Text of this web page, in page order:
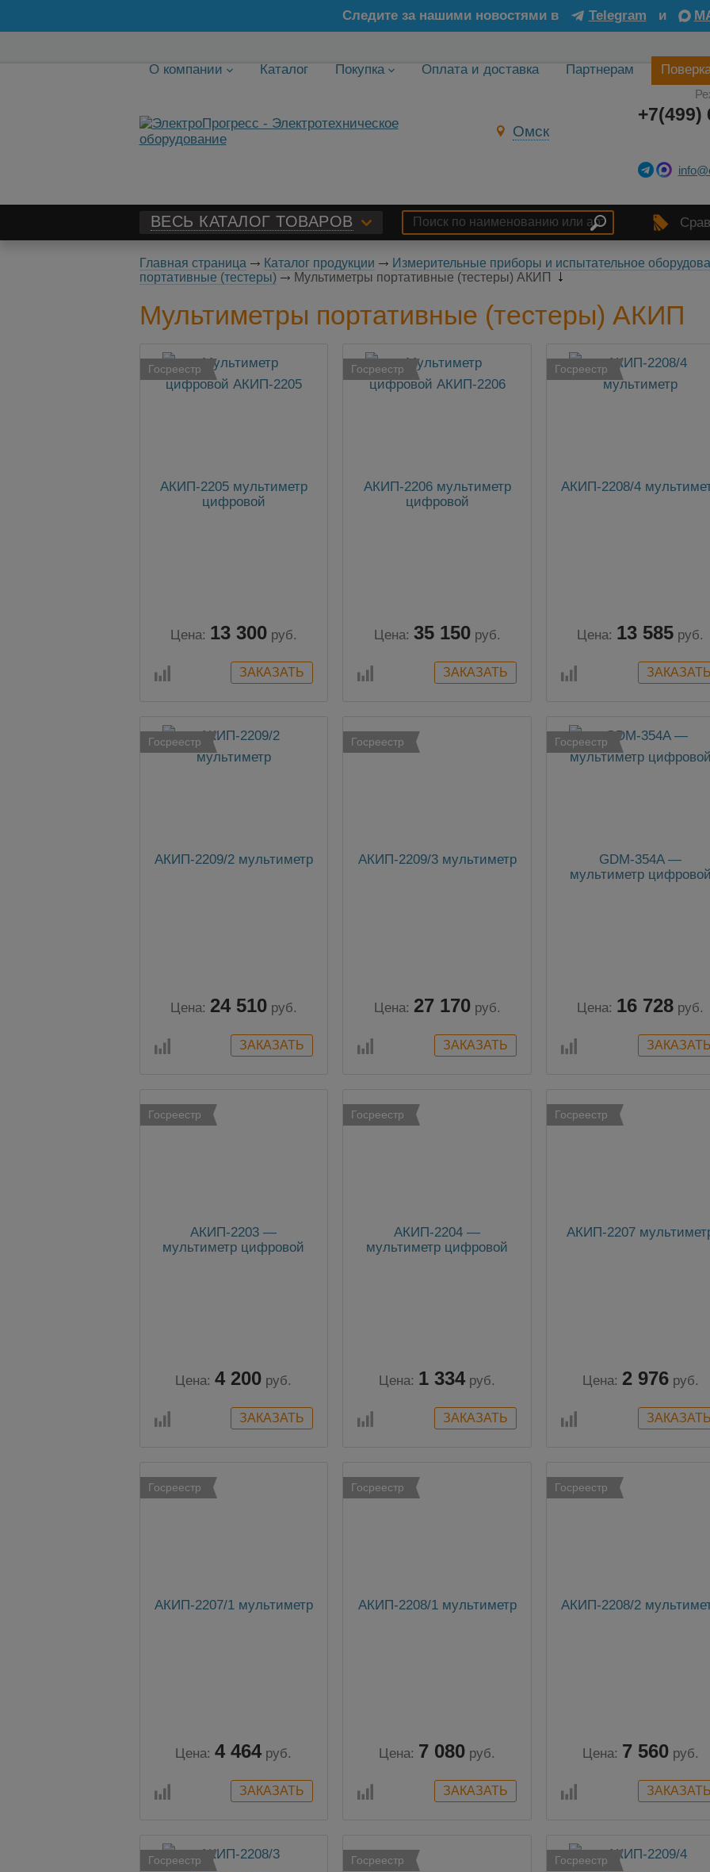
Следите за нашими новостями в Telegram и
О компании Каталог Покупка Оплата и доставка Партнерам
Омск
+7(499)
ВЕСЬ КАТАЛОГ ТОВАРОВ
Главная страница Каталог продукции
Измерительные приборы и испытательное
портативные (тестеры)
Мультиметры портативные (тестеры) АКИП
Мультиметры портативные (тестеры) АКИП
Госреестр
АКИП-2205 мультиметр
цифровой
Цена: 13 300 руб.
Госреестр
АКИП-2206 мультиметр
цифровой
Цена: 35 150 руб.
Госреестр
АКИП-2208/4
Цена: 13 585 руб.
Госреестр
АКИП-2209/2 мультиметр
Цена: 24 510 руб.
Госреестр
АКИП-2209/3 мультиметр
Цена: 27 170 руб.
Госреестр
GDM-354A —
мультиметр
Цена: 16 728 руб.
Госреестр
АКИП-2203 —
мультиметр цифровой
Цена: 4 200 руб.
Госреестр
АКИП-2204 —
мультиметр цифровой
Цена: 1 334 руб.
Госреестр
АКИП-2207
Цена: 2 976 руб.
Госреестр
АКИП-2207/1 мультиметр
Цена: 4 464 руб.
Госреестр
АКИП-2208/1 мультиметр
Цена: 7 080 руб.
Госреестр
АКИП-2208/2
Цена: 7 560 руб.
Госреестр Госреестр Госреестр